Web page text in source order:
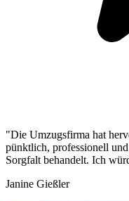
"Die Umzugsfirma hat
pünktlich, professionell
Sorgfalt behandelt. Ich
Janine Gießler